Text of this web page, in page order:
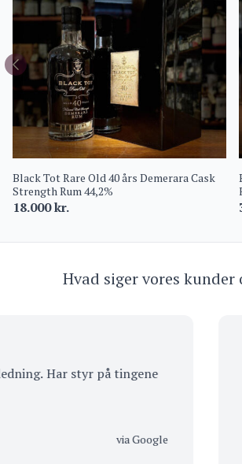
Black Tot Rare Old 40 års Demerara Cask
Strength Rum 44,2%
18.000kr.
Hvad siger vores kunder
Har styr på tingene
via Google